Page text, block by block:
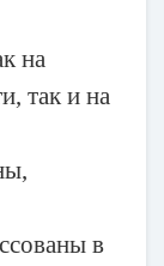
на
так и на
в